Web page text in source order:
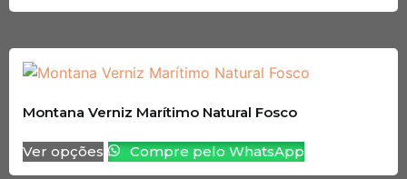
Montana Verniz Marítimo Natural Fosco
Ver opções Compre pelo WhatsApp